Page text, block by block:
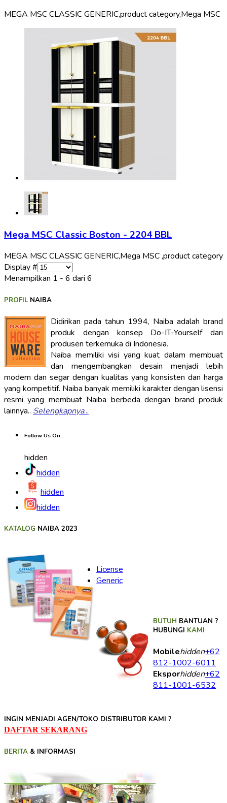
MEGA MSC CLASSIC GENERIC,product category,Mega MSC
Mega MSC Classic Boston - 2204 BBL
MEGA MSC CLASSIC GENERIC,Mega MSC ,product category
Display #
Menampilkan 1 - 6 dari 6
PROFILNAIBA
Didirikan pada tahun 1994, Naiba adalah brand
produk dengan konsep Do-IT-Yourself dari
produsen terkemuka di Indonesia.
Naiba memiliki visi yang kuat dalam membuat
dan mengembangkan desain menjadi lebih
modern dan segar dengan kualitas yang konsisten dan harga
yang kompetitif. Naiba banyak memiliki karakter dengan lisensi
resmi yang membuat Naiba berbeda dengan brand produk
lainnya.. Selengkapnya...
Follow Us On :
hidden
hidden
hidden
hidden
KATALOG NAIBA 2023
License
Generic
BUTUH BANTUAN ?
HUBUNGI KAMI
Mobilehidden+62
812-1002-6011
Eksporhidden+62
811-1001-6532
INGIN MENJADI AGEN/TOKO DISTRIBUTOR KAMI ?
DAFTAR SEKARANG
BERITA & INFORMASI